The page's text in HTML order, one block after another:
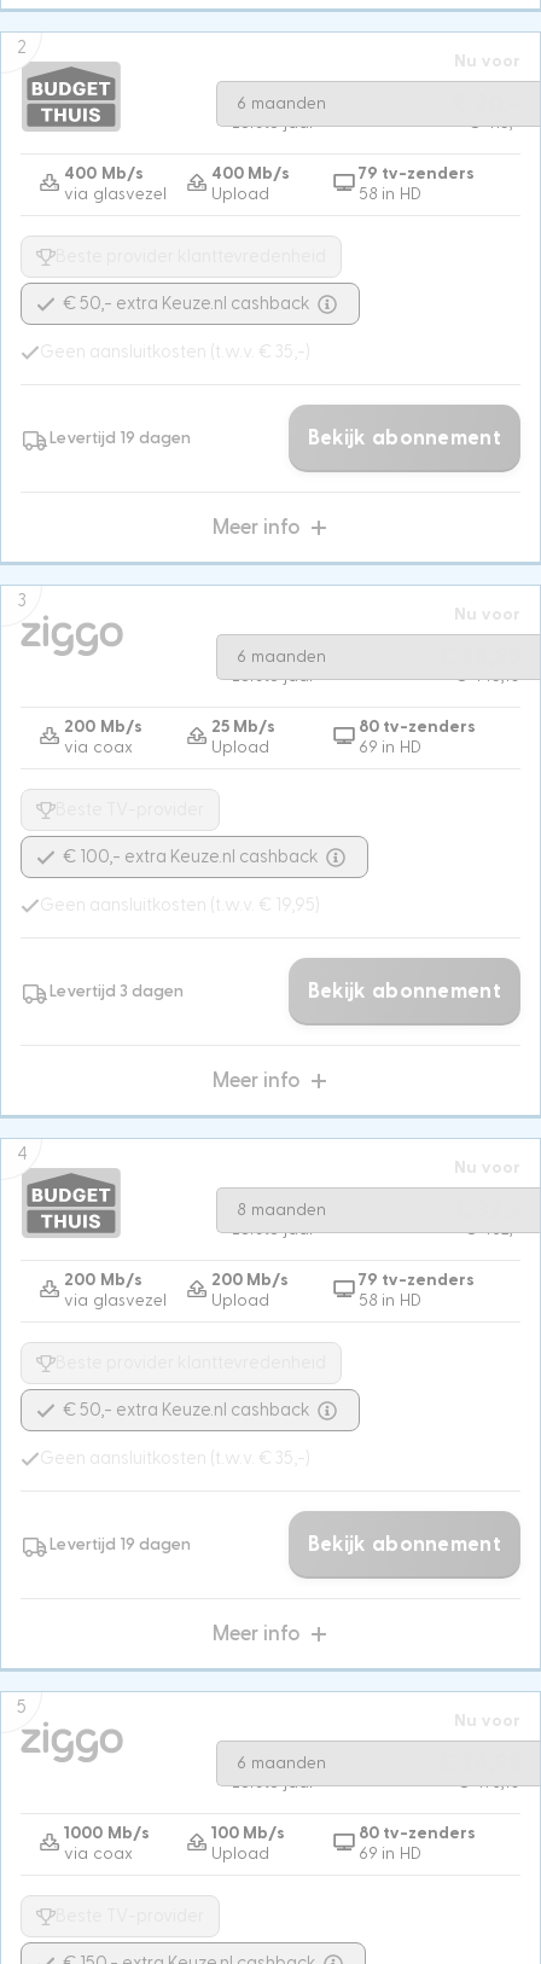
2
400 Mb/s
via glasvezel
400 Mb/s
Upload
79 tv-zenders
58 in HD
Nu voor
6 maanden
Eerste jaar
€ 415,-
€ 50,- extra Keuze.nl cashback
Geen aansluitkosten (t.w.v. € 35,-)
Meer info
Bekijk abonnement
Levertijd 19 dagen
3
200 Mb/s
via coax
25 Mb/s
Upload
80 tv-zenders
69 in HD
Nu voor
6 maanden
Eerste jaar
€ 445,10
€ 100,- extra Keuze.nl cashback
Geen aansluitkosten (t.w.v. € 19,95)
Meer info
Bekijk abonnement
Levertijd 3 dagen
4
200 Mb/s
via glasvezel
200 Mb/s
Upload
79 tv-zenders
58 in HD
Nu voor
8 maanden
Eerste jaar
€ 462,-
€ 50,- extra Keuze.nl cashback
Geen aansluitkosten (t.w.v. € 35,-)
Meer info
Bekijk abonnement
Levertijd 19 dagen
5
1000 Mb/s
via coax
100 Mb/s
Upload
80 tv-zenders
69 in HD
Nu voor
6 maanden
Eerste jaar
€ 473,10